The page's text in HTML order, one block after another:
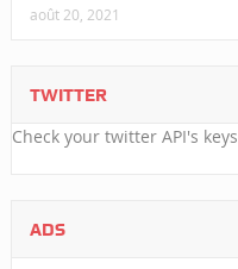
août 20, 2021
TWITTER
Check your twitter API's keys
ADS